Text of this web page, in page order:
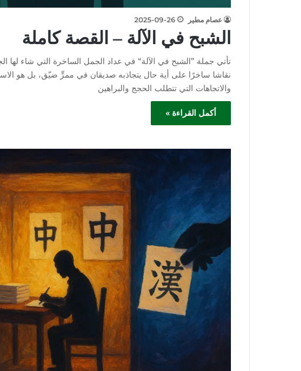
عصام مطير 2025-09-26
الشبح في الآلة – القصة كاملة
تأتي جملة ”الشبح في الآلة“ في عداد الجمل الساخرة التي شاء
نقاشا ساخرًا على أية حال يتجاذبه صديقان في ممرٍّ ضيّق، بل هو
والاتجاهات التي تتطلب الحجج والبراهين
أكمل القراءة »